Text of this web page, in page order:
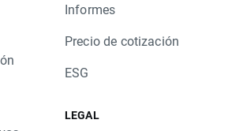
Informes
Precio de cotización
ESG
LEGAL